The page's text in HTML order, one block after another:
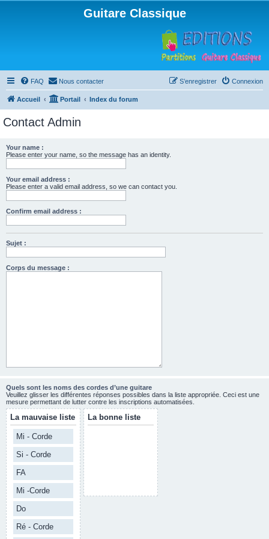
Guitare Classique
FAQ Nous contacter Connexion
S’enregistrer
Accueil Portail Index du forum
Contact Admin
Your name :
Please enter your name, so the message has an identity.
Your email address :
Please enter a valid email address, so we can contact you.
Confirm email address :
Sujet :
Corps du message :
Quels sont les noms des cordes d’une guitare
Veuillez glisser les différentes réponses possibles dans la liste appropriée. Ceci est une
mesure permettant de lutter contre les inscriptions automatisées.
La mauvaise liste
Mi - Corde
Si - Corde
FA
Mi -Corde
Do
Ré - Corde
La bonne liste